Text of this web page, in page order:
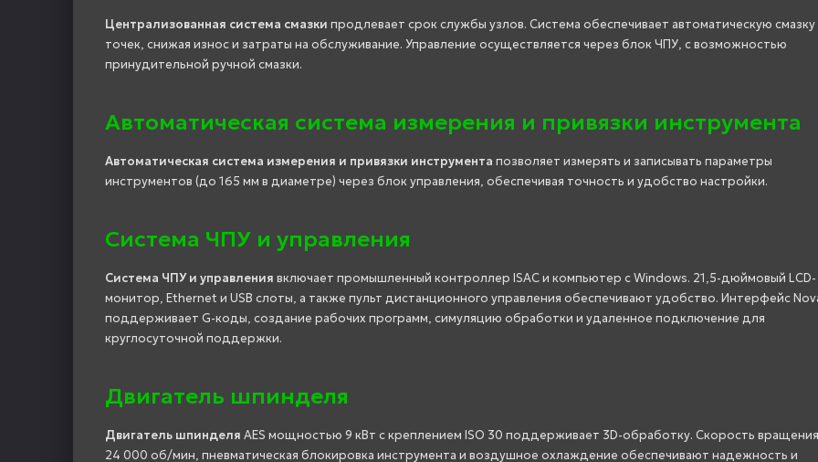
Централизованная система смазки продлевает срок службы узлов. Система обеспечивает автоматическую смазку
точек, снижая износ и затраты на обслуживание. Управление осуществляется через блок ЧПУ, с возможностью
принудительной ручной смазки.
Автоматическая система измерения и привязки инструмента
Автоматическая система измерения и привязки инструмента позволяет измерять и записывать параметры
инструментов (до 165 мм в диаметре) через блок управления, обеспечивая точность и удобство настройки.
Система ЧПУ и управления
Система ЧПУ и управления включает промышленный контроллер ISAC и компьютер с Windows. 21,5-дюймовый LCD-
монитор, Ethernet и USB слоты, а также пульт дистанционного управления обеспечивают удобство. Интерфейс
поддерживает G-коды, создание рабочих программ, симуляцию обработки и удаленное подключение для
круглосуточной поддержки.
Двигатель шпинделя
Двигатель шпинделя AES мощностью 9 кВт с креплением ISO 30 поддерживает 3D-обработку. Скорость
24 000 об/мин, пневматическая блокировка инструмента и воздушное охлаждение обеспечивают надежность и